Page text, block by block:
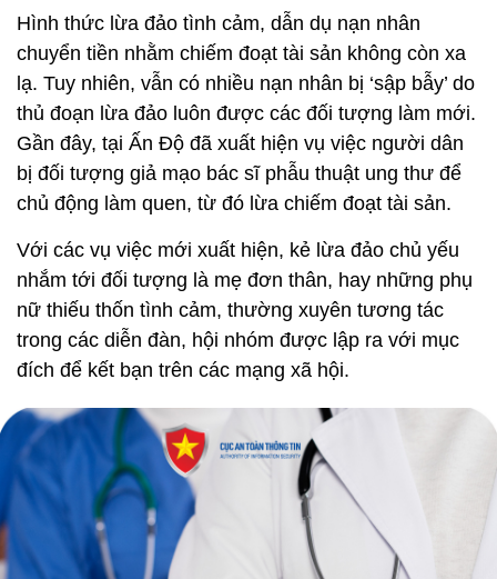
Hình thức lừa đảo tình cảm, dẫn dụ nạn nhân
chuyển tiền nhằm chiếm đoạt tài sản không còn xa
lạ. Tuy nhiên, vẫn có nhiều nạn nhân bị ‘sập bẫy’ do
thủ đoạn lừa đảo luôn được các đối tượng làm mới.
Gần đây, tại Ấn Độ đã xuất hiện vụ việc người dân
bị đối tượng giả mạo bác sĩ phẫu thuật ung thư để
chủ động làm quen, từ đó lừa chiếm đoạt tài sản.
Với các vụ việc mới xuất hiện, kẻ lừa đảo chủ yếu
nhắm tới đối tượng là mẹ đơn thân, hay những phụ
nữ thiếu thốn tình cảm, thường xuyên tương tác
trong các diễn đàn, hội nhóm được lập ra với mục
đích để kết bạn trên các mạng xã hội.